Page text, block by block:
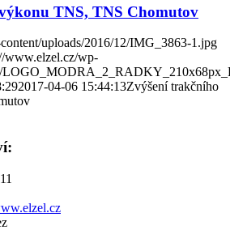
TNS, TNS Chomutov
uploads/2016/12/IMG_3863-1.jpg
www.elzel.cz/wp-
2017-04-06 15:44:13Zvýšení trakčního